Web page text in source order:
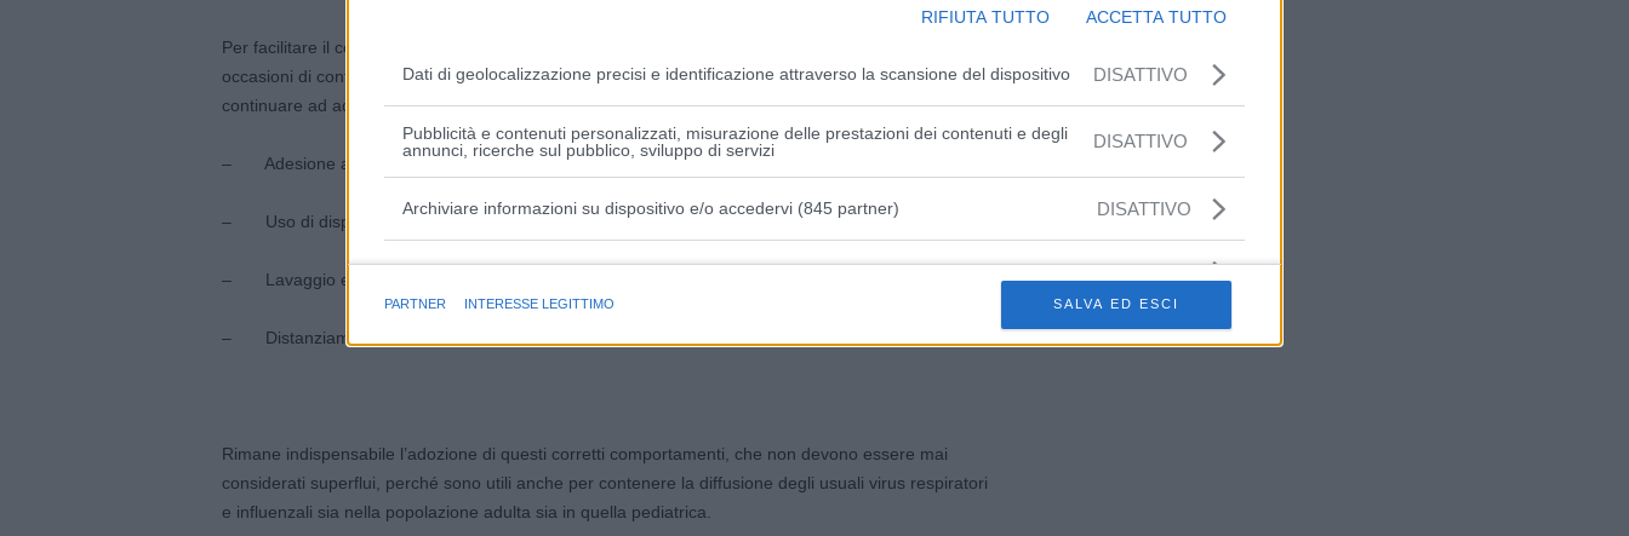
RIFIUTA TUTTO ACCETTA TUTTO
Dati di geolocalizzazione precisi e identificazione attraverso la scansione del dispositivo DISATTIVO
Pubblicità e contenuti personalizzati, misurazione delle prestazioni dei contenuti e degli
annunci, ricerche sul pubblico, sviluppo di servizi
DISATTIVO
Archiviare informazioni su dispositivo e/o accedervi (845 partner) DISATTIVO
Finalità e caratteristiche speciali
PARTNER INTERESSE LEGITTIMO SALVA ED ESCI
Per facilitare il contenimento della diffusione del virus in questo periodo dell’anno, nel quale le
occasioni di contatto interpersonale in luoghi chiusi sono molto più frequenti, si raccomanda di
continuare ad adottare in maniera puntuale le seguenti misure:
– Adesione alla vaccinazione
– Uso di dispositivi di protezione e mascherine
– Lavaggio e igiene delle mani
– Distanziamento: evitare assembramenti.
Rimane indispensabile l’adozione di questi corretti comportamenti, che non devono essere mai
considerati superflui, perché sono utili anche per contenere la diffusione degli usuali virus respiratori
e influenzali sia nella popolazione adulta sia in quella pediatrica.